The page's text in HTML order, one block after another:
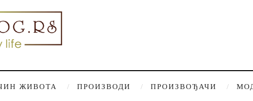
ЖИВОТА ПРОИЗВОДИ ПРОИЗВОЂАЧИ